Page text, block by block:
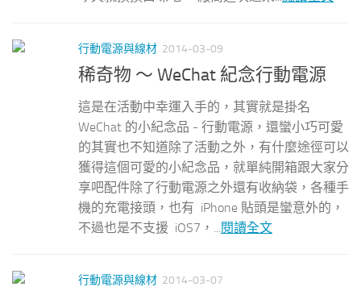
行動電源與線材 2014-03-09
稀奇物 ～ WeChat 紀念行動電源
這是在活動中幸運入手的，其實就是掛名
WeChat 的小紀念品 - 行動電源，還蠻小巧可愛
的其實也不知道除了活動之外，有什麼途徑可以
獲得這個可愛的小紀念品，就單純開箱跟大家分
享吧配件除了行動電源之外還有收納袋，各種手
機的充電接頭，也有 iPhone 貼頭是蠻意外的，
不過也是不支援 iOS7，...閱讀全文
行動電源與線材 2014-03-07